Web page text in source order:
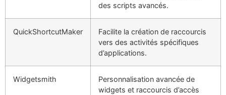
des scripts avancés.
QuickShortcutMaker
Facilite la création de raccourcis
vers des activités spécifiques
d’applications.
Widgetsmith
Personnalisation avancée de
widgets et raccourcis d’accès